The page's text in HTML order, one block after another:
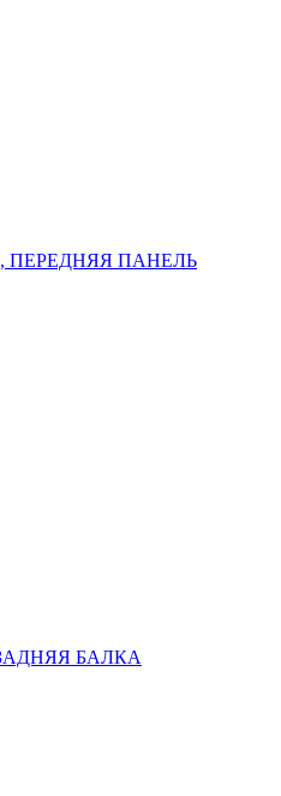
ПЕРЕДНЯЯ ПАНЕЛЬ
БАЛКА